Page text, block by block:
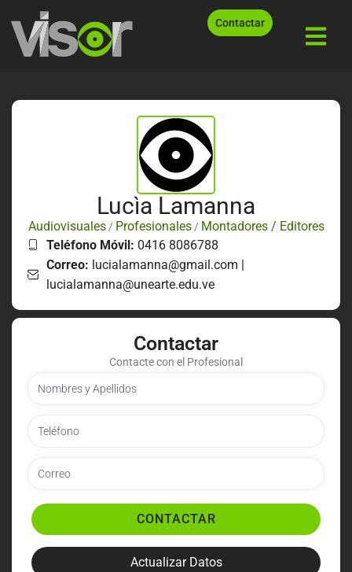
Contactar
Lucìa Lamanna
Audiovisuales/ Profesionales/ Montadores / Editores
Teléfono Móvil: 0416 8086788
Correo: lucialamanna@gmail.com |
lucialamanna@unearte.edu.ve
Contactar
Contacte con el Profesional
CONTACTAR
Actualizar Datos